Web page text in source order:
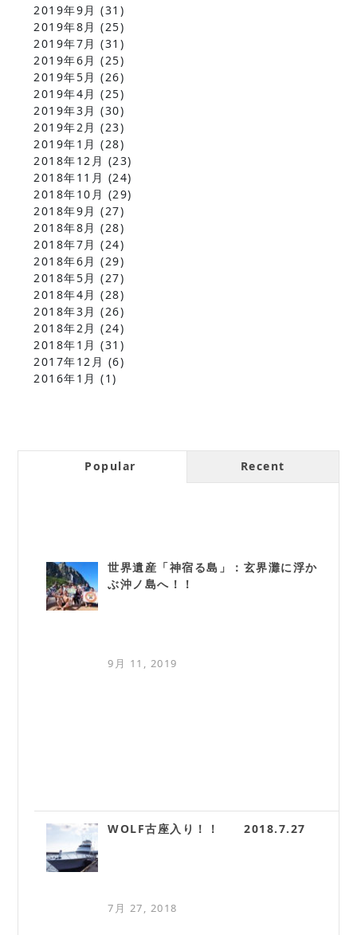
2019年9月 (31)
2019年8月 (25)
2019年7月 (31)
2019年6月 (25)
2019年5月 (26)
2019年4月 (25)
2019年3月 (30)
2019年2月 (23)
2019年1月 (28)
2018年12月 (23)
2018年11月 (24)
2018年10月 (29)
2018年9月 (27)
2018年8月 (28)
2018年7月 (24)
2018年6月 (29)
2018年5月 (27)
2018年4月 (28)
2018年3月 (26)
2018年2月 (24)
2018年1月 (31)
2017年12月 (6)
2016年1月 (1)
Popular Recent
世界遺産「神宿る島」：玄界灘に浮か
ぶ沖ノ島へ！！
9月 11, 2019
WOLF古座入り！！ 2018.7.27
7月 27, 2018